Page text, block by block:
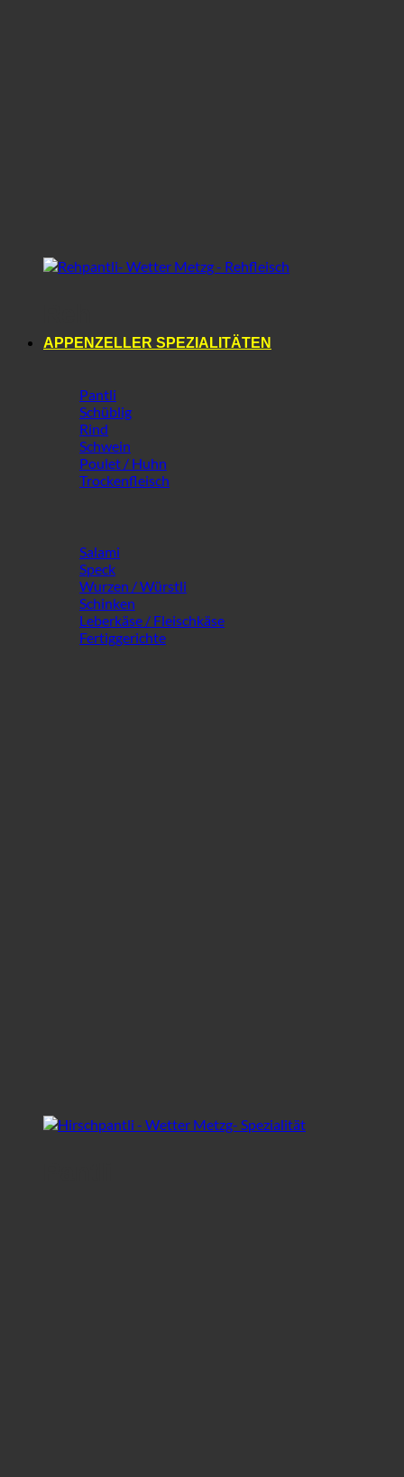
APPENZELLER SPEZIALITÄTEN
Pantli
Schüblig
Rind
Schwein
Poulet / Huhn
Trockenfleisch
Salami
Speck
Wurzen / Würstli
Schinken
Leberkäse / Fleischkäse
Fertiggerichte